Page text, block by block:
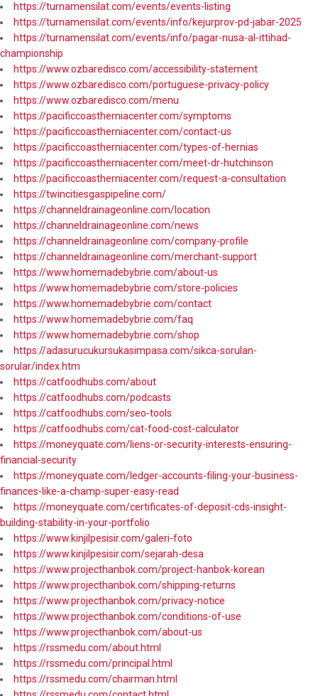
https://turnamensilat.com/events/events-listing
https://turnamensilat.com/events/info/kejurprov-pd-jabar-2025
https://turnamensilat.com/events/info/pagar-nusa-al-ittihad-
championship
https://www.ozbaredisco.com/accessibility-statement
https://www.ozbaredisco.com/portuguese-privacy-policy
https://www.ozbaredisco.com/menu
https://pacificcoastherniacenter.com/symptoms
https://pacificcoastherniacenter.com/contact-us
https://pacificcoastherniacenter.com/types-of-hernias
https://pacificcoastherniacenter.com/meet-dr-hutchinson
https://pacificcoastherniacenter.com/request-a-consultation
https://twincitiesgaspipeline.com/
https://channeldrainageonline.com/location
https://channeldrainageonline.com/news
https://channeldrainageonline.com/company-profile
https://channeldrainageonline.com/merchant-support
https://www.homemadebybrie.com/about-us
https://www.homemadebybrie.com/store-policies
https://www.homemadebybrie.com/contact
https://www.homemadebybrie.com/faq
https://www.homemadebybrie.com/shop
https://adasurucukursukasimpasa.com/sikca-sorulan-
sorular/index.htm
https://catfoodhubs.com/about
https://catfoodhubs.com/podcasts
https://catfoodhubs.com/seo-tools
https://catfoodhubs.com/cat-food-cost-calculator
https://moneyquate.com/liens-or-security-interests-ensuring-
financial-security
https://moneyquate.com/ledger-accounts-filing-your-business-
finances-like-a-champ-super-easy-read
https://moneyquate.com/certificates-of-deposit-cds-insight-
building-stability-in-your-portfolio
https://www.kinjilpesisir.com/galeri-foto
https://www.kinjilpesisir.com/sejarah-desa
https://www.projecthanbok.com/project-hanbok-korean
https://www.projecthanbok.com/shipping-returns
https://www.projecthanbok.com/privacy-notice
https://www.projecthanbok.com/conditions-of-use
https://www.projecthanbok.com/about-us
https://rssmedu.com/about.html
https://rssmedu.com/principal.html
https://rssmedu.com/chairman.html